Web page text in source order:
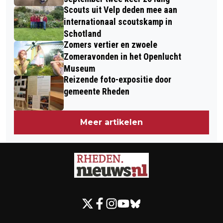
Scouts uit Velp deden mee aan
internationaal scoutskamp in
Schotland
Zomers vertier en zwoele
Zomeravonden in het Openlucht
Museum
Reizende foto-expositie door
gemeente Rheden
Meer artikelen